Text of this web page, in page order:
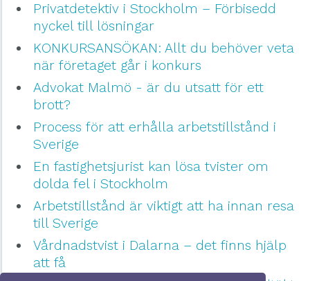
Privatdetektiv i Stockholm – Förbisedd
nyckel till lösningar
KONKURSANSÖKAN: Allt du behöver veta
när företaget går i konkurs
Advokat Malmö - är du utsatt för ett
brott?
Process för att erhålla arbetstillstånd i
Sverige
En fastighetsjurist kan lösa tvister om
dolda fel i Stockholm
Arbetstillstånd är viktigt att ha innan resa
till Sverige
Vårdnadstvist i Dalarna – det finns hjälp
att få